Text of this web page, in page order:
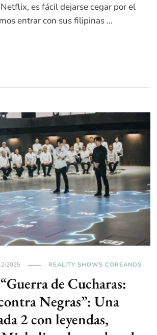
es fácil dejarse cegar por el
entrar con sus filipinas …
2025 REALITY SHOWS COREANOS
de Cucharas:
Negras”: Una
2 con leyendas,